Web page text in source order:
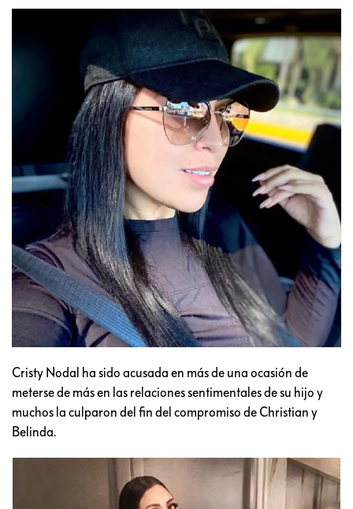
Cristy Nodal ha sido acusada en más de una ocasión de
meterse de más en las relaciones sentimentales de su hijo y
muchos la culparon del fin del compromiso de Christian y
Belinda.